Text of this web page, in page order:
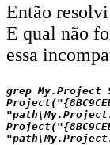
Então
E qual não
essa
grep My.Project